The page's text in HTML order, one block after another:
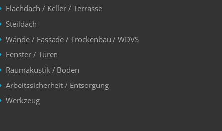
Flachdach / Keller / Terrasse
Steildach
Wände / Fassade / Trockenbau / WDVS
Fenster / Türen
Raumakustik / Boden
Arbeitssicherheit / Entsorgung
Werkzeug